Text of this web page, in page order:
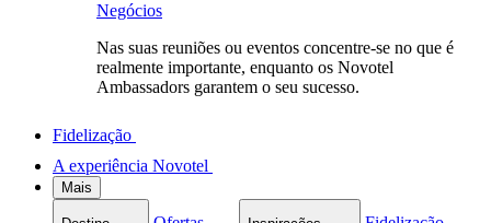
Negócios
Nas suas reuniões ou eventos concentre-se no que é
realmente importante, enquanto os Novotel
Ambassadors garantem o seu sucesso.
Fidelização
A experiência Novotel
Mais